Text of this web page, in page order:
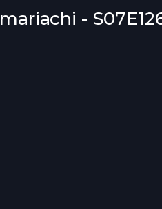
-